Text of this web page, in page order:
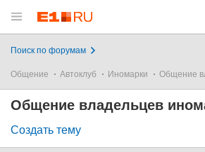
Поиск по форумам
Общение Автоклуб Иномарки Общение
Общение владельцев
Создать тему